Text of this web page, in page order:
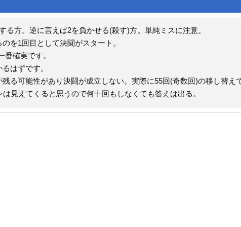
方。逆に言えば2を負かせる(殺す)方。単純ミスに注意。
を1回目として決闘がスタート。
確実です。
はずです。
る可能性があり決闘が成立しない。実際に55回(奇数回)の移し替え
見えてくると思うので何十回もしなくても答えは出る。